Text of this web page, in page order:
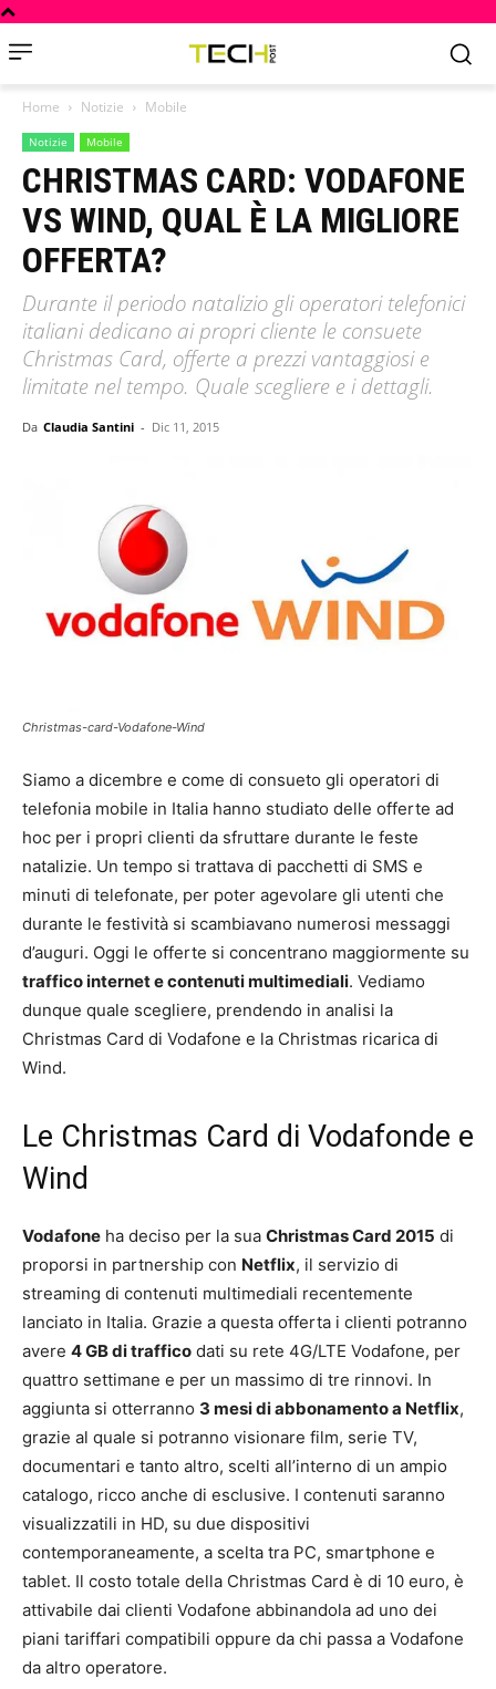
Home Notizie Mobile
Notizie Mobile
CHRISTMAS CARD: VODAFONE
VS WIND, QUAL È LA MIGLIORE
OFFERTA?
Durante il periodo natalizio gli operatori telefonici
italiani dedicano ai propri cliente le consuete
Christmas Card, offerte a prezzi vantaggiosi e
limitate nel tempo. Quale scegliere e i dettagli.
Da Claudia Santini - Dic 11, 2015
Christmas-card-Vodafone-Wind
Siamo a dicembre e come di consueto gli operatori di
telefonia mobile in Italia hanno studiato delle offerte ad
hoc per i propri clienti da sfruttare durante le feste
natalizie. Un tempo si trattava di pacchetti di SMS e
minuti di telefonate, per poter agevolare gli utenti che
durante le festività si scambiavano numerosi messaggi
d’auguri. Oggi le offerte si concentrano maggiormente su
traffico internet e contenuti multimediali. Vediamo
dunque quale scegliere, prendendo in analisi la
Christmas Card di Vodafone e la Christmas ricarica di
Wind.
Le Christmas Card di Vodafonde e
Wind
Vodafone ha deciso per la sua Christmas Card 2015 di
proporsi in partnership con Netflix, il servizio di
streaming di contenuti multimediali recentemente
lanciato in Italia. Grazie a questa offerta i clienti potranno
avere 4 GB di traffico dati su rete 4G/LTE Vodafone, per
quattro settimane e per un massimo di tre rinnovi. In
aggiunta si otterranno 3 mesi di abbonamento a Netflix,
grazie al quale si potranno visionare film, serie TV,
documentari e tanto altro, scelti all’interno di un ampio
catalogo, ricco anche di esclusive. I contenuti saranno
visualizzatili in HD, su due dispositivi
contemporaneamente, a scelta tra PC, smartphone e
tablet. Il costo totale della Christmas Card è di 10 euro, è
attivabile dai clienti Vodafone abbinandola ad uno dei
piani tariffari compatibili oppure da chi passa a Vodafone
da altro operatore.